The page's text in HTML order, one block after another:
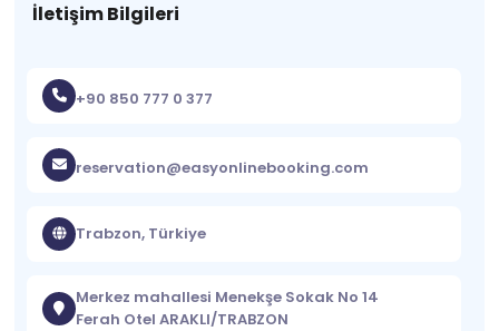
İletişim Bilgileri
+90 850 777 0 377
reservation@easyonlinebooking.com
Trabzon, Türkiye
Merkez mahallesi Menekşe Sokak No 14
Ferah Otel ARAKLI/TRABZON